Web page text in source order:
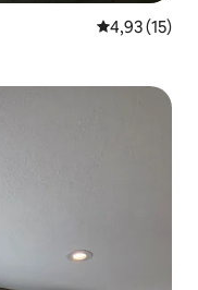
Évaluation
4,93 (15)